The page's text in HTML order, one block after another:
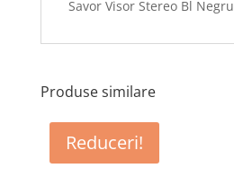
Savor Visor Stereo Bl Negru
Produse similare
Reduceri!